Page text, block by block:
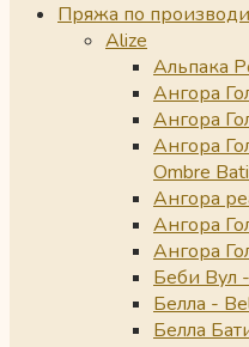
Пряжа по
Alize
Альпака
Ангора
Ангора
Ангора
Ombre
Ангора
Ангора
Ангора
Беби Вул
Белла -
Белла